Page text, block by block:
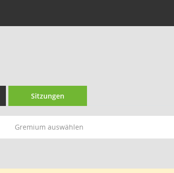
Sitzungen
Gremium auswählen